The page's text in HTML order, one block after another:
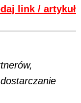
link / artykuł